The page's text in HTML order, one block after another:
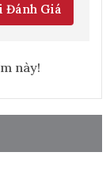
Đánh Giá
này!